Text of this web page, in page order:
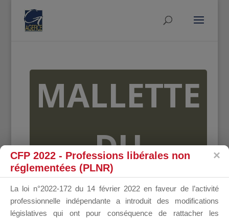
MALLETTE
DU
DIRIGEANT
CFP 2022 - Professions libérales non
réglementées (PLNR)
La loi n°2022-172 du 14 février 2022 en faveur de l’activité
professionnelle indépendante a introduit des modifications
législatives qui ont pour conséquence de rattacher les